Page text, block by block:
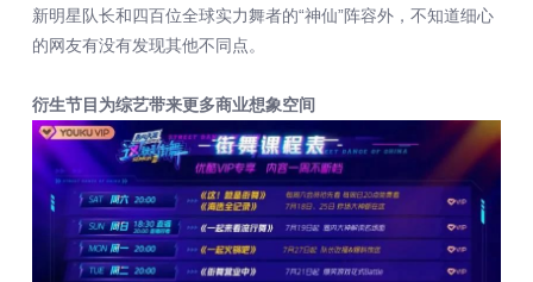
新明星队长和四百位全球实力舞者的“神仙”阵容外，不知道细心
的网友有没有发现其他不同点。
衍生节目为综艺带来更多商业想象空间